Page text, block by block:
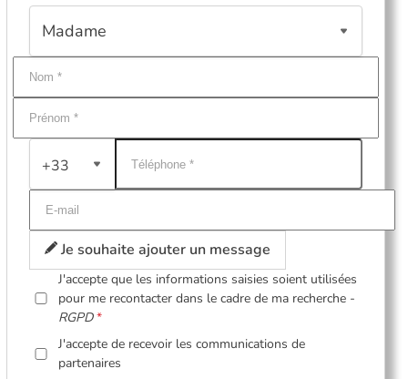
+33
Je souhaite ajouter un message
J'accepte que les informations saisies soient utilisées
pour me recontacter dans le cadre de ma recherche -
RGPD
J'accepte de recevoir les communications de
partenaires